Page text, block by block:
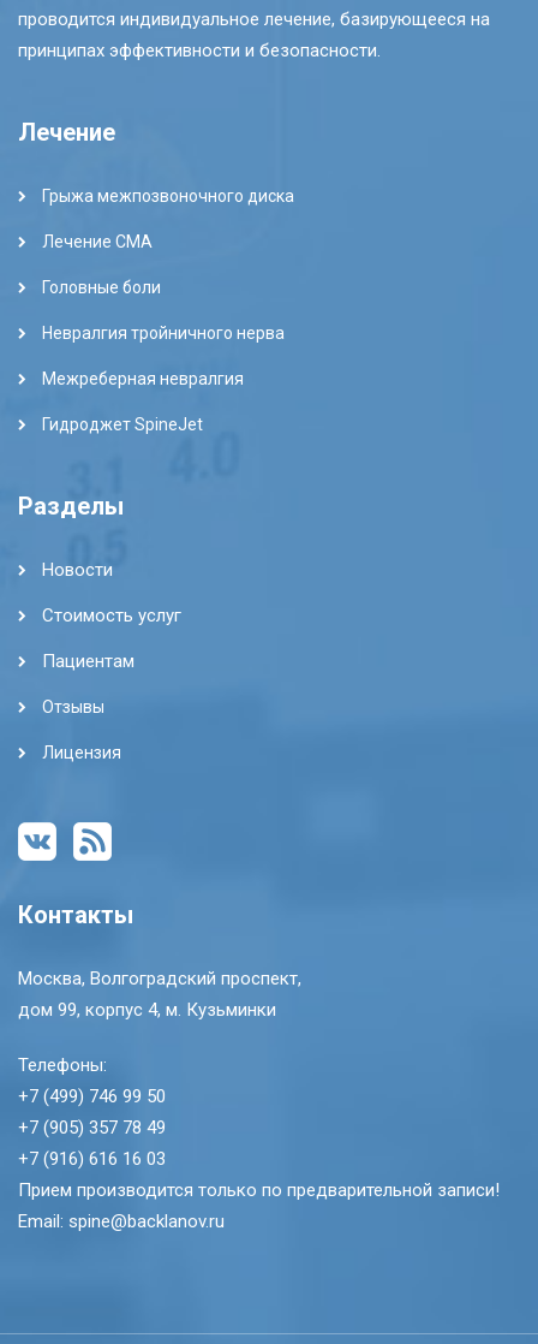
проводится индивидуальное лечение, базирующееся на
принципах эффективности и безопасности.
Лечение
Грыжа межпозвоночного диска
Лечение СМА
Головные боли
Невралгия тройничного нерва
Межреберная невралгия
Гидроджет SpineJet
Разделы
Новости
Стоимость услуг
Пациентам
Отзывы
Лицензия
Контакты
Москва, Волгоградский проспект,
дом 99, корпус 4, м. Кузьминки
Телефоны:
+7 (499) 746 99 50
+7 (905) 357 78 49
+7 (916) 616 16 03
Прием производится только по предварительной записи!
Email: spine@backlanov.ru